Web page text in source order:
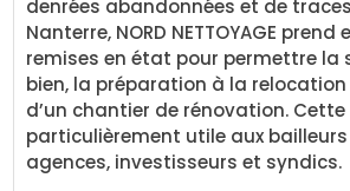
denrées abandonnées et de
Nanterre, NORD NETTOYAGE
remises en état pour permettre la
bien, la préparation à la relocation
d’un chantier de rénovation.
particulièrement utile aux bailleurs
agences, investisseurs et syndics.